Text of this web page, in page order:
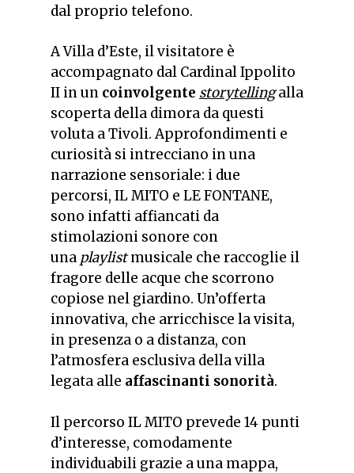
dal proprio telefono.
A Villa d’Este, il visitatore è
accompagnato dal Cardinal Ippolito
II in un coinvolgente storytellingalla
scoperta della dimora da questi
voluta a Tivoli. Approfondimenti e
curiosità si intrecciano in una
narrazione sensoriale: i due
percorsi, IL MITO e LE FONTANE,
sono infatti affiancati da
stimolazioni sonore con
una playlistmusicale che raccoglie il
fragore delle acque che scorrono
copiose nel giardino. Un’offerta
innovativa, che arricchisce la visita,
in presenza o a distanza, con
l’atmosfera esclusiva della villa
legata alle affascinanti sonorità.
Il percorso IL MITO prevede 14 punti
d’interesse, comodamente
individuabili grazie a una mappa,